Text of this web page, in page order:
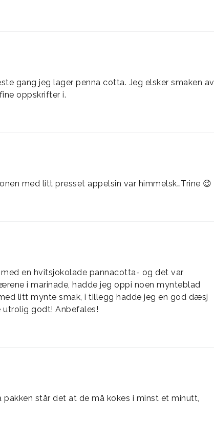
gang jeg lager penna cotta. Jeg elsker smaken av
oppskrifter i.
med litt presset appelsin var himmelsk…Trine 😉
en hvitsjokolade pannacotta- og det var
i marinade, hadde jeg oppi noen mynteblad
litt mynte smak, i tillegg hadde jeg en god dæsj
utrolig godt! Anbefales!
står det at de må kokes i minst et minutt,